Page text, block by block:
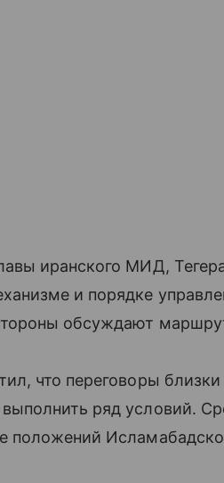
иранского МИД,
и порядке
обсуждают
что переговоры
ряд условий.
положений